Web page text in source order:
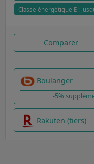
Classe énergétique E :
Comparer
Boulanger
-5%
Rakuten (tiers)